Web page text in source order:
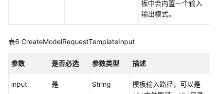
应
详
情
板中会内置一个输入
输出模式。
表6 CreateModelRequestTemplateInput
参数 是否必选 参数类型 描述
input 是 String
模板输入路径，可以是